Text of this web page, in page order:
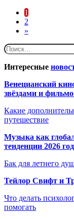
1
2
»
Найти:
Интересные
Венецианский
звёздами и
Какие
путешествие
Музыка как
тенденции 2026
Бак для летнего
Тейлор Свифт и
Что делать
помогать